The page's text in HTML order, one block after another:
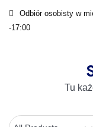
Odbiór osobisty w
-17:00
Tu